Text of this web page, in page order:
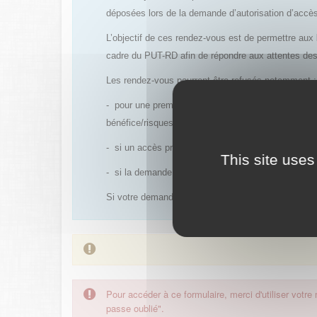
This site
déposées lors de la demande d’autorisation
L’objectif de ces rendez-vous est de permettre
cadre du PUT-RD afin de répondre aux attentes
Les rendez-vous pourront être refusés notamment :
- pour une première demande d’accès précoce
bénéfice/risques est déjà établi et qu’un PUT
- si un accès précoce antérieur a été refusé et
- si la demande de rendez-vous est réalisée trop
Si votre demande est acceptée, un rendez-vous
Pour accéder à ce formulaire, merci d'utiliser
passe oublié".